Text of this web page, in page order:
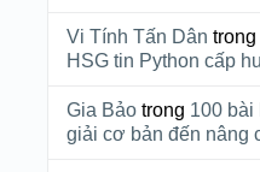
Vi Tính Tấn Dân trong
HSG tin Python cấp
Gia Bảotrong 100 bài
giải cơ bản đến nâng